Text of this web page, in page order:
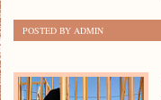
POSTED BY ADMIN